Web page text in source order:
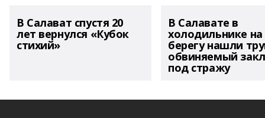
В Салават спустя 20
лет вернулся «Кубок
стихий»
В Салавате в
холодильнике на
берегу нашли
обвиняемый
под стражу